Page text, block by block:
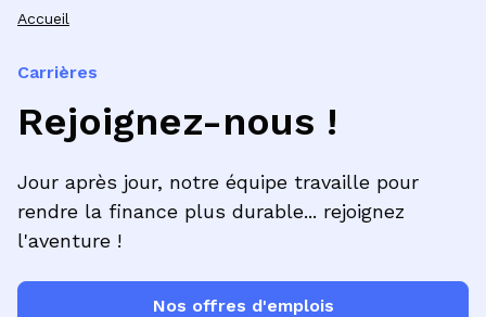
Accueil
Carrières
Rejoignez-nous !
Jour après jour, notre équipe travaille pour
rendre la finance plus durable... rejoignez
l'aventure !
Nos offres d'emplois